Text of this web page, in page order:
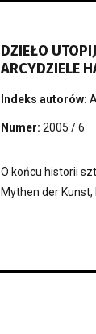
DZIEŁO
ARCYDZIELE
Indeks autorów:
Numer: 2005 / 6
O końcu historii
Mythen der